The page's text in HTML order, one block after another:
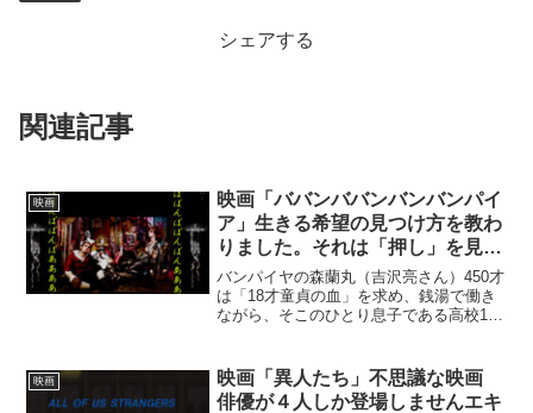
シェアする
関連記事
映画
映画「ババンババンバンバンパイ
ア」生きる希望の見つけ方を教わ
りました。それは「押し」を見つ
けること。なんでも良いそうで
す。
バンパイヤの森蘭丸（吉沢亮さん）450才
は「18才童貞の血」を求め、銭湯で働き
ながら、そこのひとり息子である高校1年
ころが李仁は学校のクラスメート葵（原
菜乃華さん）に...
映画
映画「異人たち」不思議な映画
俳優が４人しか登場しませんエキ